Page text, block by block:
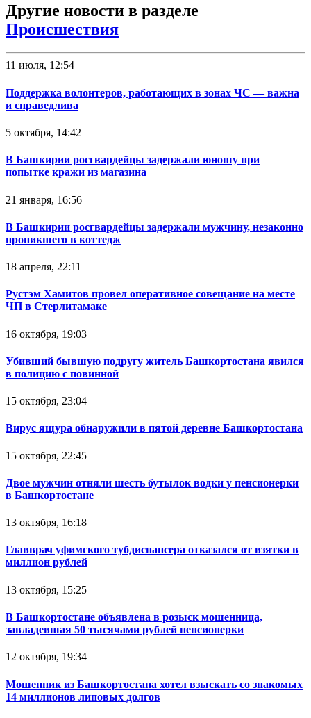
Другие новости в разделе
Происшествия
11 июля, 12:54
Поддержка волонтеров, работающих в зонах ЧС — важна
и справедлива
5 октября, 14:42
В Башкирии росгвардейцы задержали юношу при
попытке кражи из магазина
21 января, 16:56
В Башкирии росгвардейцы задержали мужчину, незаконно
проникшего в коттедж
18 апреля, 22:11
Рустэм Хамитов провел оперативное совещание на месте
ЧП в Стерлитамаке
16 октября, 19:03
Убивший бывшую подругу житель Башкортостана явился
в полицию с повинной
15 октября, 23:04
Вирус ящура обнаружили в пятой деревне Башкортостана
15 октября, 22:45
Двое мужчин отняли шесть бутылок водки у пенсионерки
в Башкортостане
13 октября, 16:18
Главврач уфимского тубдиспансера отказался от взятки в
миллион рублей
13 октября, 15:25
В Башкортостане объявлена в розыск мошенница,
завладевшая 50 тысячами рублей пенсионерки
12 октября, 19:34
Мошенник из Башкортостана хотел взыскать со знакомых
14 миллионов липовых долгов